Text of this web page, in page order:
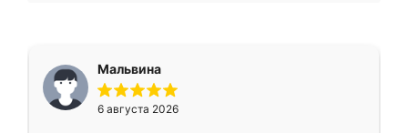
Мальвина
6 августа 2026